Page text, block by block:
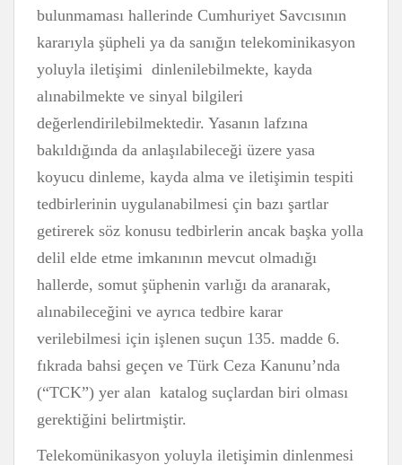
bulunmaması hallerinde Cumhuriyet Savcısının
kararıyla şüpheli ya da sanığın telekominikasyon
yoluyla iletişimi dinlenilebilmekte, kayda
alınabilmekte ve sinyal bilgileri
değerlendirilebilmektedir. Yasanın lafzına
bakıldığında da anlaşılabileceği üzere yasa
koyucu dinleme, kayda alma ve iletişimin tespiti
tedbirlerinin uygulanabilmesi çin bazı şartlar
getirerek söz konusu tedbirlerin ancak başka yolla
delil elde etme imkanının mevcut olmadığı
hallerde, somut şüphenin varlığı da aranarak,
alınabileceğini ve ayrıca tedbire karar
verilebilmesi için işlenen suçun 135. madde 6.
fıkrada bahsi geçen ve Türk Ceza Kanunu’nda
(“TCK”) yer alan katalog suçlardan biri olması
gerektiğini belirtmiştir.
Telekomünikasyon yoluyla iletişimin dinlenmesi